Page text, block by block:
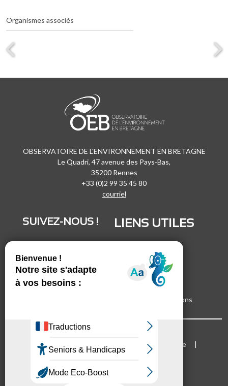
Organismes associés
OBSERVATOIRE DE L'ENVIRONNEMENT EN BRETAGNE
Le Quadri, 47 avenue des Pays-Bas,
35200 Rennes
+33 (0)2 99 35 45 80
courriel
SUIVEZ-NOUS !
Vimeo
Facebook
LIENS UTILES
Marchés publics
Espace presse
Inscrivez-vous à nos lettres d'informations
Mentions légales Plan du site